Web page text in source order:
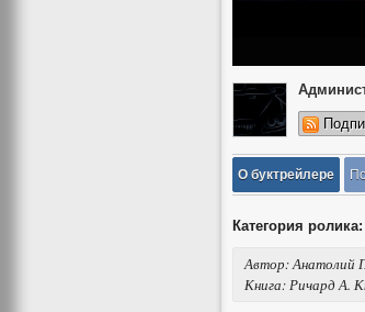
О буктрейлере
Категория ролика:
Автор: Анатолий
Книга: Ричард А.